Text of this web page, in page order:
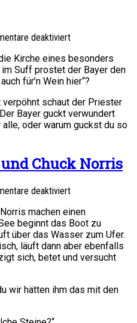
deaktiviertfür
in
Bayern
Kirche eines besonders
Suff prostet der Bayer den
für’n Wein hier“?
schaut der Priester
Bayer guckt verwundert
oder warum guckst du so
Chuck Norris
deaktiviertfür
Priester,
Jesus
und
Chuck
Norris
machen einen
beginnt das Boot zu
über das Wasser zum Ufer.
läuft dann aber ebenfalls
sich, betet und versucht
wir hätten ihm das mit den